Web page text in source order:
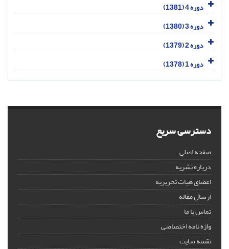
دوره 4 (1381)
دوره 3 (1380)
دوره 2 (1379)
دوره 1 (1378)
دسترسی سریع
صفحه اصلی
درباره نشریه
اعضای هیات تحریریه
ارسال مقاله
تماس با ما
واژه نامه اختصاصی
نقشه سایت